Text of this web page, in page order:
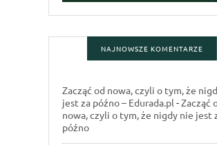
NAJNOWSZE KOMENTARZE
Zacząć od nowa, czyli o tym, że
jest za późno – Edurada.pl -Zacząć
nowa, czyli o tym, że nigdy nie jest
późno